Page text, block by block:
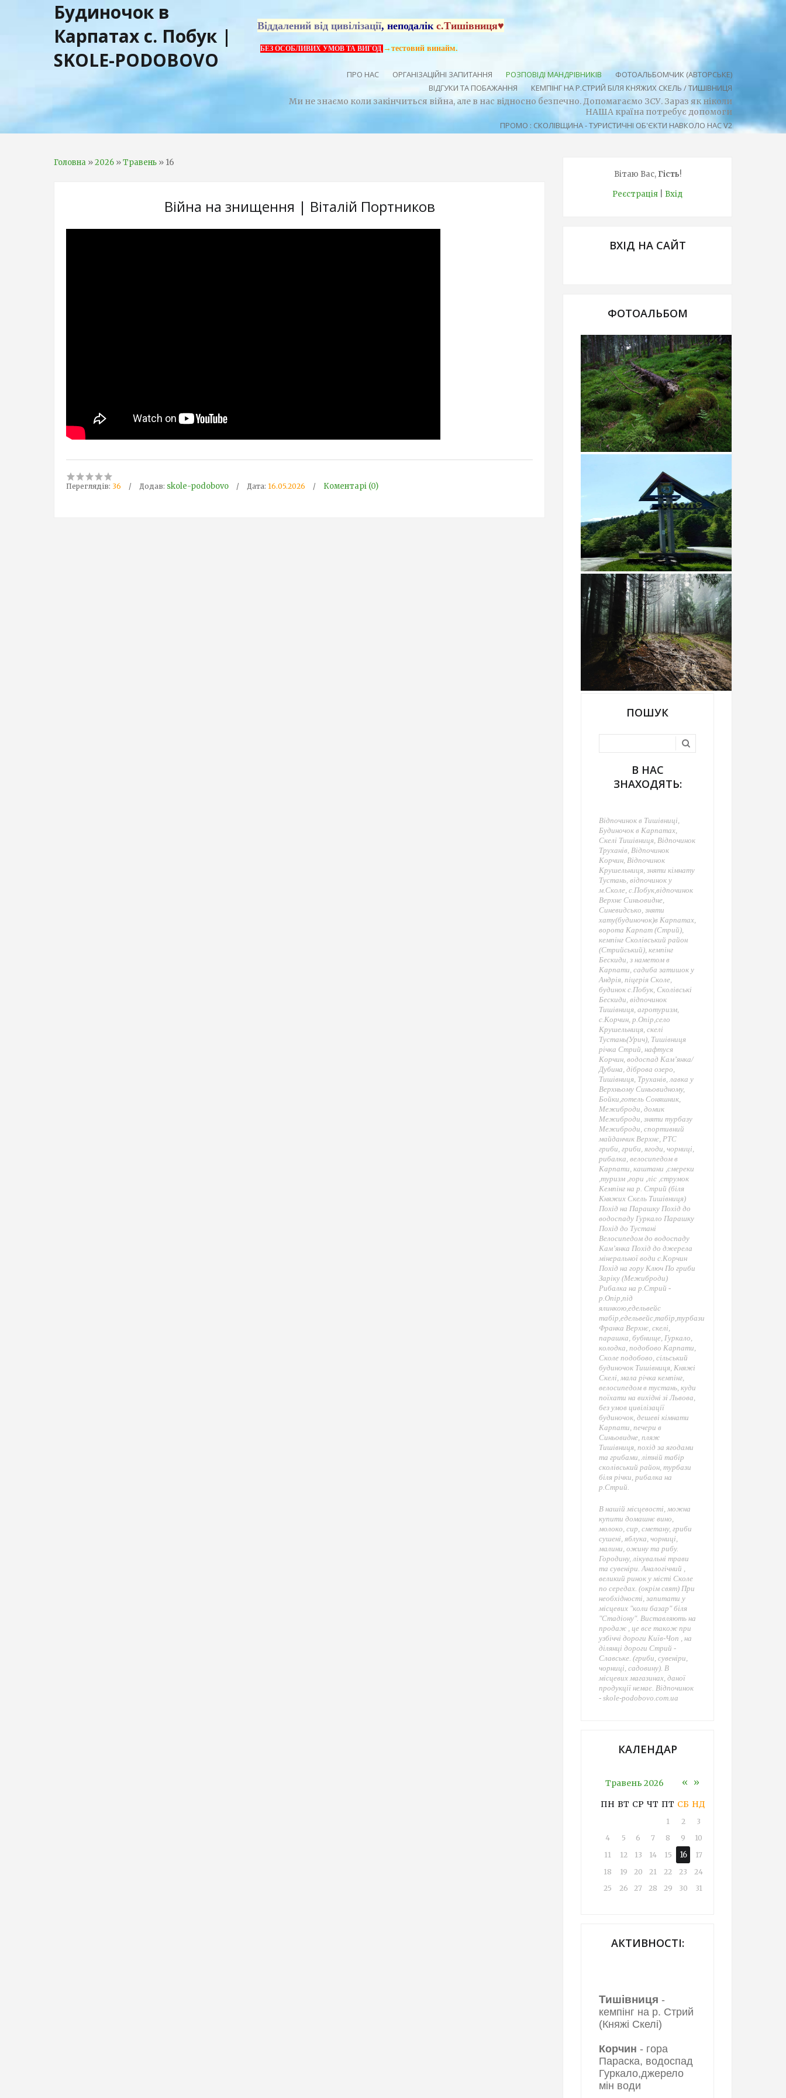
Будиночок в
Карпатах с. Побук |
SKOLE-PODOBOVO
Віддалений від цивілізації, неподалік с.Тишівниця♥
БЕЗ ОСОБЛИВИХ УМОВ ТА ВИГОД →тестовий винайм.
ПРО НАС ОРГАНІЗАЦІЙНІ ЗАПИТАННЯ РОЗПОВІДІ МАНДРІВНИКІВ
ФОТОАЛЬБОМЧИК (АВТОРСЬКЕ)
ВІДГУКИ ТА ПОБАЖАННЯ
КЕМПІНГ НА Р.СТРИЙ БІЛЯ КНЯЖИХ СКЕЛЬ / ТИШІВНИЦЯ
Ми не знаємо коли закінчиться війна, але в нас відносно безпечно. Допомагаємо ЗСУ. Зараз як ніколи
НАША країна потребує допомоги
ПРОМО : СКОЛІВЩИНА - ТУРИСТИЧНІ ОБ'ЄКТИ НАВКОЛО НАС V2
Головна »2026 »Травень » 16
Війна на знищення | Віталій Портников
Переглядів: 36 Додав: skole-podobovo Дата: 16.05.2026 Коментарі (0)
Вітаю Вас,Гість!
Реєстрація
Вхід
ВХІД НА САЙТ
ФОТОАЛЬБОМ
ПОШУК
В НАС
ЗНАХОДЯТЬ:
Відпочинок в Тишівниці,
Будиночок в Карпатах,
Скелі Тишівниця, Відпочинок
Труханів, Відпочинок
Корчин, Відпочинок
Крушельниця, зняти кімнату
Тустань, відпочинок у
м.Сколе, с.Побук,відпочинок
Верхнє Синьовидне,
Синевидсько, зняти
хату(будиночок)в Карпатах,
ворота Карпат (Стрий),
кемпінг Сколівський район
(Стрийський), кемпінг
Бескиди, з наметом в
Карпати, садиба затишок у
Андрія, піцерія Сколе,
будинок с.Побук, Сколівські
Бескиди, відпочинок
Тишівниця, агротуризм,
с.Корчин, р.Опір,село
Крушельниця, скелі
Тустань(Урич), Тишівниця
річка Стрий, нафтуся
Корчин, водоспад Кам’янка/
Дубина, діброва озеро,
Тишівниця, Труханів, лавка у
Верхньому Синьовидному,
Бойки,готель Соняшник,
Межиброди, домик
Межиброди, зняти турбазу
Межиброди, спортивний
майданчик Верхнє, РТС
гриби, гриби, ягоди, чорниці,
рибалка, велосипедом в
Карпати, каштани ,смереки
,туризм ,гори ,ліс ,струмок
Кемпінг на р. Стрий (біля
Княжих Скель Тишівниця)
Похід на Парашку Похід до
водоспаду Гуркало Парашку
Похід до Тустані
Велосипедом до водоспаду
Кам’янка Похід до джерела
мінеральної води с.Корчин
Похід на гору Ключ По гриби
Заріку (Межиброди)
Рибалка на р.Стрий -
р.Опір,під
ялинкою,едельвейс
табір,едельвейс,табір,турбази
Франка Верхнє, скелі,
парашка, бубнище, Гуркало,
колодка, подобово Карпати,
Сколе подобово, сільський
будиночок Тишівниця, Княжі
Скелі, мала річка кемпінг,
велосипедом в тустань, куди
поїхати на вихідні зі Львова,
без умов цивілізації
будиночок, дешеві кімнати
Карпати, печери в
Синьовидне, пляж
Тишівниця, похід за ягодами
та грибами, літній табір
сколівський район, турбази
біля річки, рибалка на
р.Стрий.
В нашій місцевості, можна
купити домашнє вино,
молоко, сир, сметану, гриби
сушені, яблука, чорниці,
малини, ожину та рибу.
Городину, лікувальні трави
та сувеніри. Аналогічний ,
великий ринок у місті Сколе
по середах. (окрім свят) При
необхідності, запитати у
місцевих "коли базар" біля
"Стадіону". Виставляють на
продаж , це все також при
узбіччі дороги Київ-Чоп , на
ділянці дороги Стрий -
Славське. (гриби, сувеніри,
чорниці, садовину). В
місцевих магазинах, даної
продукції немає. Відпочинок
- skole-podobovo.com.ua
КАЛЕНДАР
«
Травень 2026 »
ПН ВТ СР ЧТ ПТ СБ НД
1 2
3
4
5 6 7 8 9
10
11
12 13 14 15 16
17
18
19 20 21 22 23
24
25
26 27 28 29 30 31
АКТИВНОСТІ:
Тишівниця -
кемпінг на р. Стрий
(Княжі Скелі)
Корчин - гора
Параска, водоспад
Гуркало,джерело
мін води